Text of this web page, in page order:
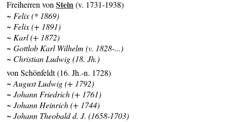
Freiherren vonStein(v. 1731-1938)
~ Felix (* 1869)
~ Felix (+ 1891)
~ Karl (+ 1872)
~ Gottlob Karl Wilhelm (v. 1828-...)
~ Christian Ludwig (18. Jh.)
von Schönfeldt (16. Jh.-n. 1728)
~ August Ludwig (+ 1792)
~ Johann Friedrich (+ 1761)
~ Johann Heinrich (+ 1744)
~ Johann Theobald d. J. (1658-1703)